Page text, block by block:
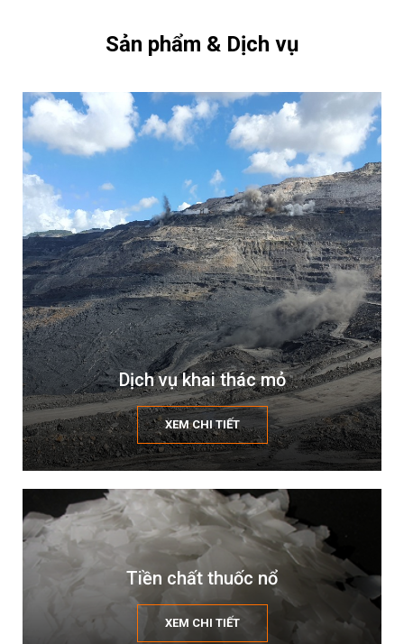
Sản phẩm & Dịch vụ
Dịch vụ khai thác mỏ
XEM CHI TIẾT
Tiền chất thuốc nổ
XEM CHI TIẾT